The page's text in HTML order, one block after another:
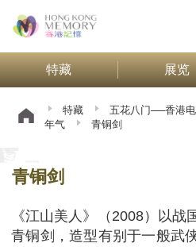
特藏 展览
特藏 五花八门──香港
年气
青铜剑
青铜剑
《江山美人》（2008）以
青铜剑，造型有别于一般武